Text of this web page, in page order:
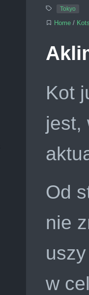
Tokyo
Home/
Kot
jest,
Od
nie
w